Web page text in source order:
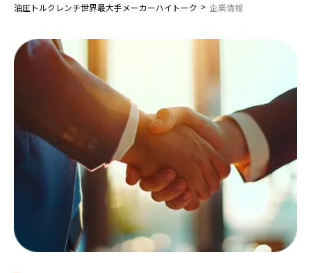
油圧トルクレンチ世界最大手メーカーハイトーク > 企業情報